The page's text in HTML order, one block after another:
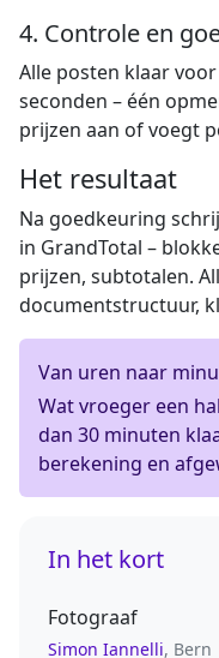
4. Controle en
Alle posten klaar
seconden – één
prijzen aan of voegt
Het resultaat
Na goedkeuring
in GrandTotal –
prijzen, subtotalen.
documentstructuur,
Van uren naar
Wat vroeger een
dan 30 minuten
berekening en
In het kort
Fotograaf
Simon Iannelli, Bern